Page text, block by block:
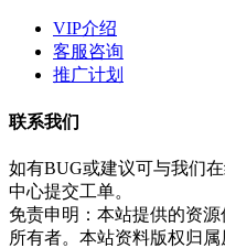
VIP介绍
客服咨询
推广计划
联系我们
如有BUG或建议可与我们
中心提交工单。
免责申明：本站提供的资
所有者。本站资料版权归